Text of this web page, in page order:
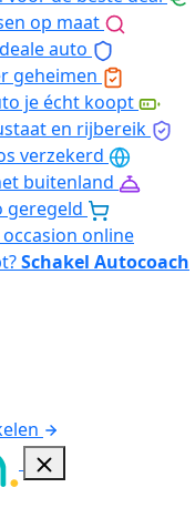
op maat
auto
geheimen
je écht koopt
en rijbereik
verzekerd
buitenland
geregeld
online
Schakel Autocoach